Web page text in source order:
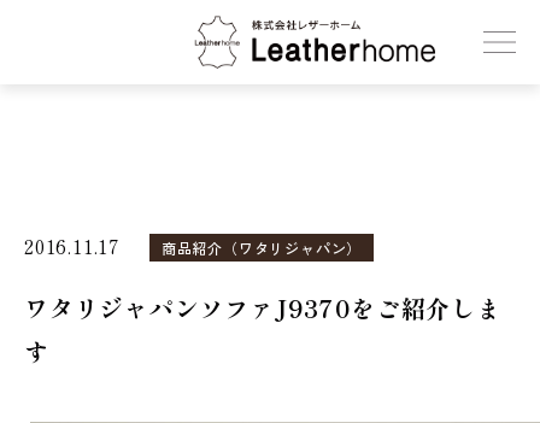
株式会社レザーホーム
2016.11.17 商品紹介（ワタリジャパン）
ワタリジャパンソファJ9370をご紹介しま
す